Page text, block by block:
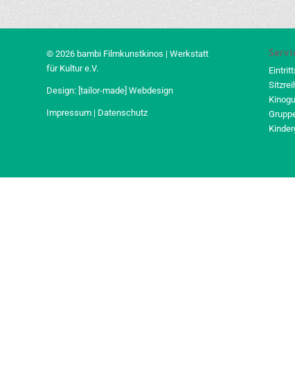
© 2026 bambi Filmkunstkinos | Werkstatt
für Kultur e.V.
Design: [tailor-made] Webdesign
Impressum | Datenschutz